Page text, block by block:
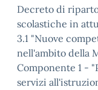
Decreto di
scolastiche in
3.1 "Nuove
nell'ambito della
Componente 1 -
servizi